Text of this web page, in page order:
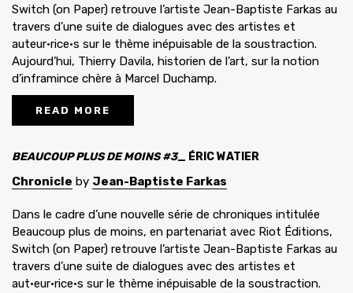
Switch (on Paper) retrouve l’artiste Jean-Baptiste Farkas au
travers d’une suite de dialogues avec des artistes et
auteur·rice·s sur le thème inépuisable de la soustraction.
Aujourd’hui, Thierry Davila, historien de l’art, sur la notion
d’inframince chère à Marcel Duchamp.
READ MORE
BEAUCOUP PLUS DE MOINS #3_ ÉRIC WATIER
Chronicle by Jean-Baptiste Farkas
Dans le cadre d’une nouvelle série de chroniques intitulée
Beaucoup plus de moins, en partenariat avec Riot Éditions,
Switch (on Paper) retrouve l’artiste Jean-Baptiste Farkas au
travers d’une suite de dialogues avec des artistes et
aut·eur·rice·s sur le thème inépuisable de la soustraction.